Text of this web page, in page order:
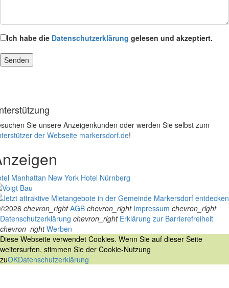
Ich habe die Datenschutzerklärung gelesen und akzeptiert.
Sie unsere Anzeigenkunden oder werden Sie selbst zum
der Webseite markersdorf.de!
Manhattan New York Hotel Nürnberg
©2026 chevron_right AGB chevron_right Impressum chevron_right
Datenschutzerklärung chevron_right Erklärung zur Barrierefreiheit
chevron_right Werben
Diese Webseite verwendet Cookies. Wenn Sie auf dieser Seite
weitersurfen, stimmen Sie der Cookie-Nutzung
zuOKDatenschutzerklärung